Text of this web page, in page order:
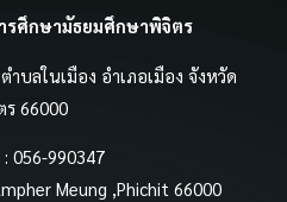
รศึกษามัธยมศึกษาพิจิตร
บลในเมือง อำเภอเมือง จังหวัด
66000
056-990347
Meung ,Phichit 66000